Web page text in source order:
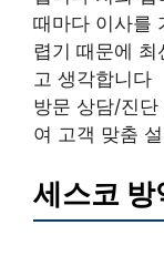
때마다 이사를
렵기 때문에
고 생각합니다
방문 상담/진
여 고객 맞춤
세스코 방